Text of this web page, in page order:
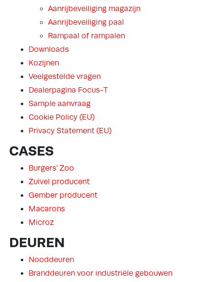
Aanrijbeveiliging magazijn
Aanrijbeveiliging paal
Rampaal of rampalen
Downloads
Kozijnen
Veelgestelde vragen
Dealerpagina Focus-T
Sample aanvraag
Cookie Policy (EU)
Privacy Statement (EU)
CASES
Burgers’ Zoo
Zuivel producent
Gember producent
Macarons
Microz
DEUREN
Nooddeuren
Branddeuren voor industriële gebouwen